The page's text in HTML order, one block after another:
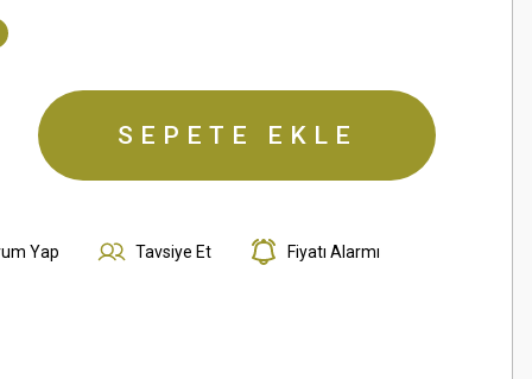
SEPETE EKLE
Yap Tavsiye Et Fiyatı Alarmı